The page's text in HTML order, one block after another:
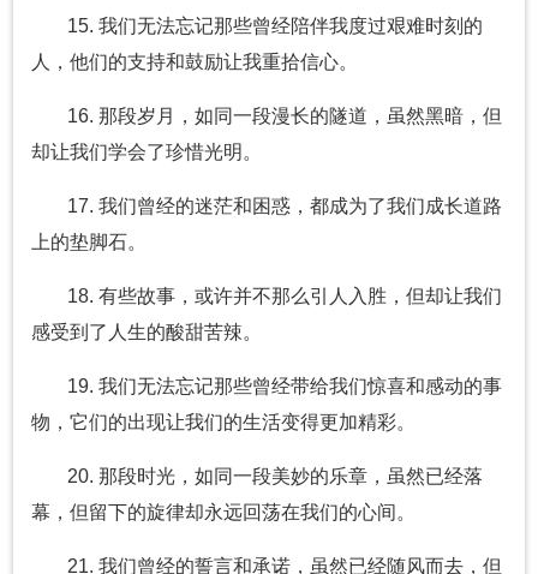
15. 我们无法忘记那些曾经陪伴我度过艰难时刻的
人，他们的支持和鼓励让我重拾信心。
16. 那段岁月，如同一段漫长的隧道，虽然黑暗，但
却让我们学会了珍惜光明。
17. 我们曾经的迷茫和困惑，都成为了我们成长道路
上的垫脚石。
18. 有些故事，或许并不那么引人入胜，但却让我们
感受到了人生的酸甜苦辣。
19. 我们无法忘记那些曾经带给我们惊喜和感动的事
物，它们的出现让我们的生活变得更加精彩。
20. 那段时光，如同一段美妙的乐章，虽然已经落
幕，但留下的旋律却永远回荡在我们的心间。
21. 我们曾经的誓言和承诺，虽然已经随风而去，但